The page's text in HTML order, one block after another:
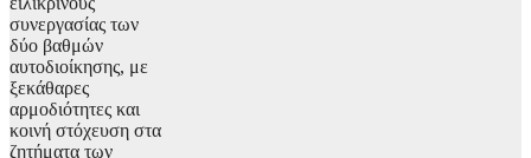
συνεργασίας των
δύο βαθμών
αυτοδιοίκησης, με
ξεκάθαρες
αρμοδιότητες και
κοινή στόχευση στα
ζητήματα των